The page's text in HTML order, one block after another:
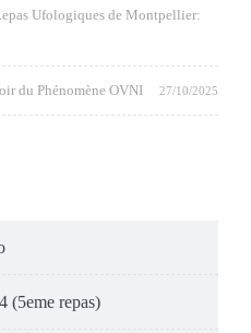
Ufologiques de Montpellier:
du Phénomène OVNI 27/10/2025
(5eme repas)